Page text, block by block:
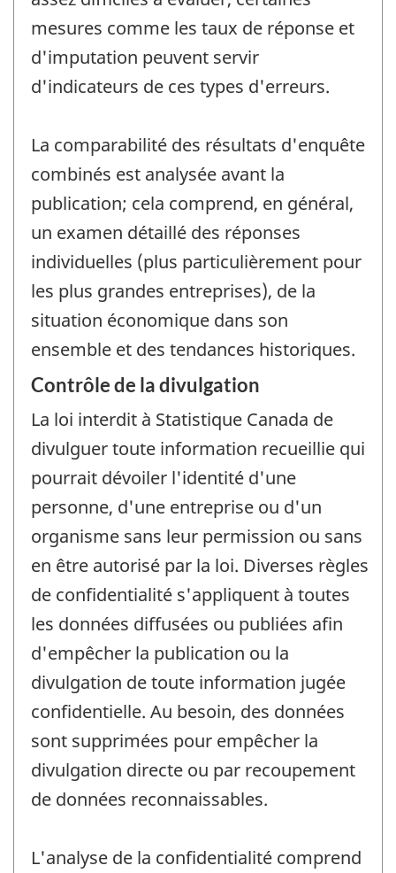
mesures comme les taux de réponse et
d'imputation peuvent servir
d'indicateurs de ces types d'erreurs.
La comparabilité des résultats d'enquête
combinés est analysée avant la
publication; cela comprend, en général,
un examen détaillé des réponses
individuelles (plus particulièrement pour
les plus grandes entreprises), de la
situation économique dans son
ensemble et des tendances historiques.
Contrôle de la divulgation
La loi interdit à Statistique Canada de
divulguer toute information recueillie qui
pourrait dévoiler l'identité d'une
personne, d'une entreprise ou d'un
organisme sans leur permission ou sans
en être autorisé par la loi. Diverses règles
de confidentialité s'appliquent à toutes
les données diffusées ou publiées afin
d'empêcher la publication ou la
divulgation de toute information jugée
confidentielle. Au besoin, des données
sont supprimées pour empêcher la
divulgation directe ou par recoupement
de données reconnaissables.
L'analyse de la confidentialité comprend